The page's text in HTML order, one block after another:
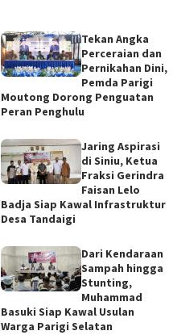
Tekan Angka
Perceraian dan
Pernikahan Dini,
Pemda Parigi
Moutong Dorong Penguatan
Peran Penghulu
Jaring Aspirasi
di Siniu, Ketua
Fraksi Gerindra
Faisan Lelo
Badja Siap Kawal Infrastruktur
Desa Tandaigi
Dari Kendaraan
Sampah hingga
Stunting,
Muhammad
Basuki Siap Kawal Usulan
Warga Parigi Selatan